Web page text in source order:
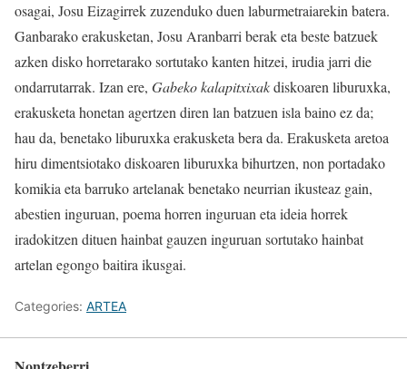
osagai, Josu Eizagirrek zuzenduko duen laburmetraiarekin batera.
Ganbarako erakusketan, Josu Aranbarri berak eta beste batzuek
azken disko horretarako sortutako kanten hitzei, irudia jarri die
ondarrutarrak. Izan ere, Gabeko kalapitxixakdiskoaren liburuxka,
erakusketa honetan agertzen diren lan batzuen isla baino ez da;
hau da, benetako liburuxka erakusketa bera da. Erakusketa aretoa
hiru dimentsiotako diskoaren liburuxka bihurtzen, non portadako
komikia eta barruko artelanak benetako neurrian ikusteaz gain,
abestien inguruan, poema horren inguruan eta ideia horrek
iradokitzen dituen hainbat gauzen inguruan sortutako hainbat
artelan egongo baitira ikusgai.
Categories: ARTEA